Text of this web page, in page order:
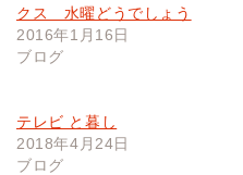
クス 水曜どうでしょう
2016年1月16日
ブログ
テレビ と暮し
2018年4月24日
ブログ